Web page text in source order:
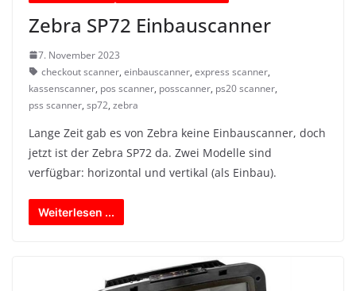
Zebra SP72 Einbauscanner
7. November 2023
checkout scanner, einbauscanner, express scanner,
kassenscanner, pos scanner, posscanner, ps20 scanner,
pss scanner, sp72, zebra
Lange Zeit gab es von Zebra keine Einbauscanner, doch
jetzt ist der Zebra SP72 da. Zwei Modelle sind
verfügbar: horizontal und vertikal (als Einbau).
Weiterlesen ...